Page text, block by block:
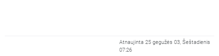
Atnaujinta 25 gegužės 03, Šeštadienis
07:26